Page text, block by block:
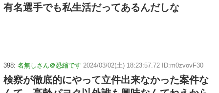
有名選手でも私生活だってあるんだしな
398: 名無しさん＠恐縮です 2024/03/02(土) 18:23:57.72 ID:m0zvovF30
検察が徹底的にやって立件出来なかった案件な